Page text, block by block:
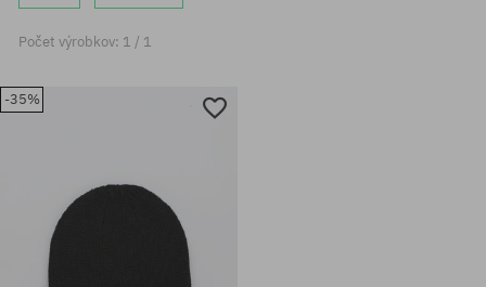
Počet výrobkov: 1 / 1
-35%